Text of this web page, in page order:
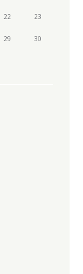
22 23
29 30